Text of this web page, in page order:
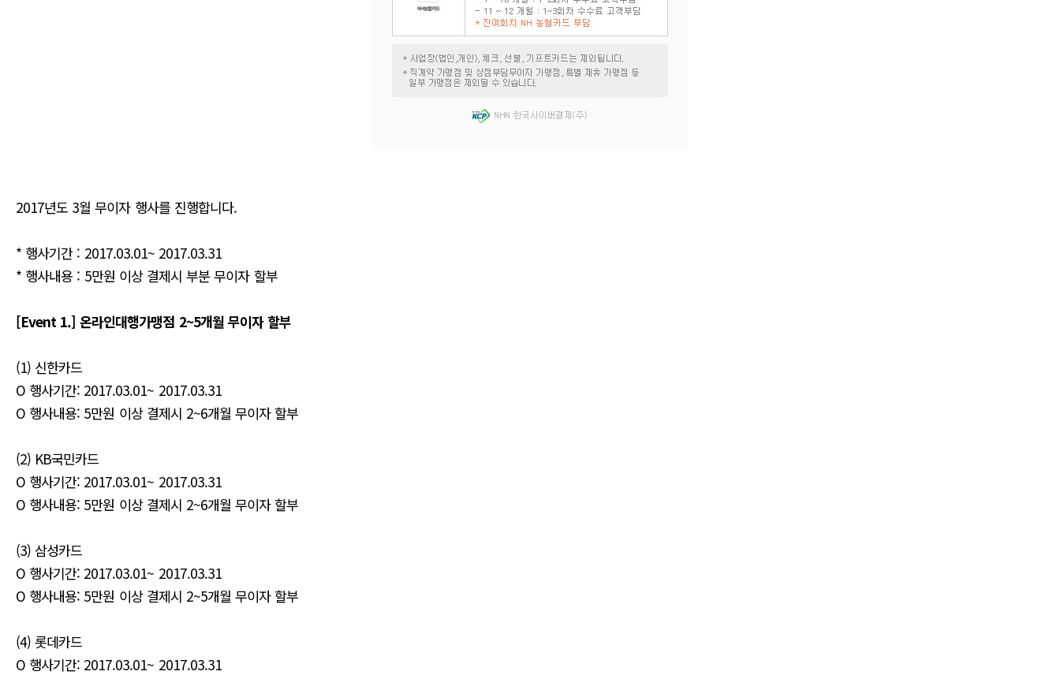
2017년도 3월 무이자 행사를 진행합니다.
* 행사기간 : 2017.03.01~ 2017.03.31
* 행사내용 : 5만원 이상 결제시 부분 무이자 할부
[Event 1.] 온라인대행가맹점 2~5개월 무이자 할부
(1) 신한카드
O 행사기간: 2017.03.01~ 2017.03.31
O 행사내용: 5만원 이상 결제시 2~6개월 무이자 할부
(2) KB국민카드
O 행사기간: 2017.03.01~ 2017.03.31
O 행사내용: 5만원 이상 결제시 2~6개월 무이자 할부
(3) 삼성카드
O 행사기간: 2017.03.01~ 2017.03.31
O 행사내용: 5만원 이상 결제시 2~5개월 무이자 할부
(4) 롯데카드
O 행사기간: 2017.03.01~ 2017.03.31